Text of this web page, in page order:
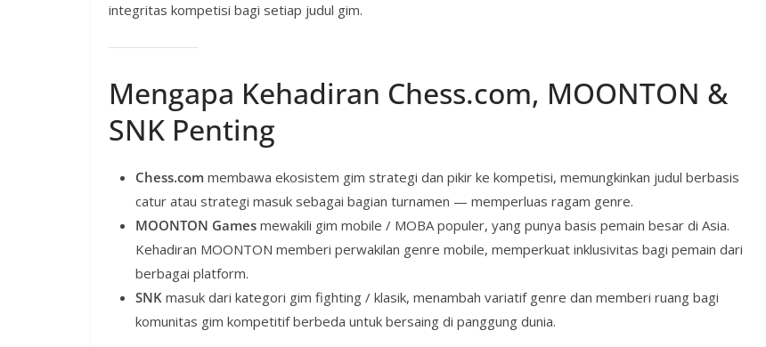
integritas kompetisi bagi setiap judul gim.
Mengapa Kehadiran Chess.com, MOONTON &
SNK Penting
Chess.com membawa ekosistem gim strategi dan pikir ke kompetisi, memungkinkan judul berbasis
catur atau strategi masuk sebagai bagian turnamen — memperluas ragam genre.
MOONTON Games mewakili gim mobile / MOBA populer, yang punya basis pemain besar di Asia.
Kehadiran MOONTON memberi perwakilan genre mobile, memperkuat inklusivitas bagi pemain dari
berbagai platform.
SNK masuk dari kategori gim fighting / klasik, menambah variatif genre dan memberi ruang bagi
komunitas gim kompetitif berbeda untuk bersaing di panggung dunia.